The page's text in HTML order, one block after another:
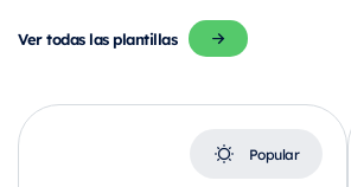
Ver todas las plantillas
Popular